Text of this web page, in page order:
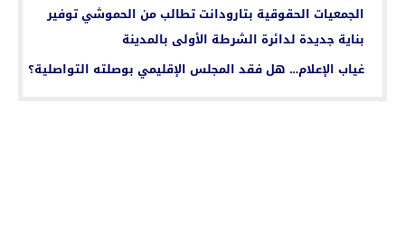
الجمعيات الحقوقية بتارودانت تطالب من الحموشي توفير
بناية جديدة لدائرة الشرطة الأولى بالمدينة
غياب الإعلام… هل فقد المجلس الإقليمي بوصلته التواصلية؟